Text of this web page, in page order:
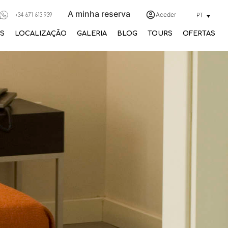
+34 671 613 939 A minha reserva Aceder PT
LOCALIZAÇÃO GALERIA BLOG TOURS OFERTAS